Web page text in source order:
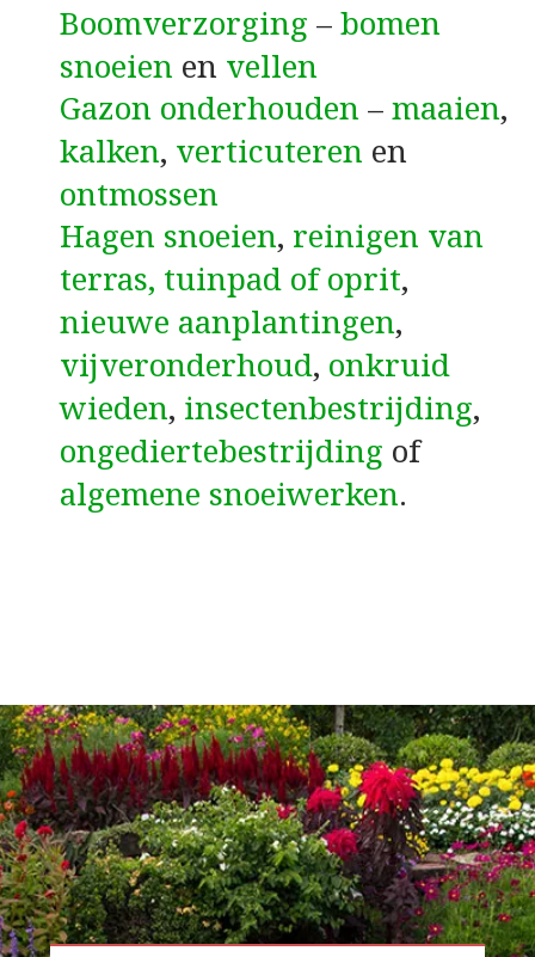
Boomverzorging –bomen
snoeien en vellen
Gazon onderhouden –maaien,
kalken, verticuteren en
ontmossen
Hagen snoeien, reinigen van
terras, tuinpad of oprit,
nieuwe aanplantingen,
vijveronderhoud, onkruid
wieden, insectenbestrijding,
ongediertebestrijding of
algemene snoeiwerken.